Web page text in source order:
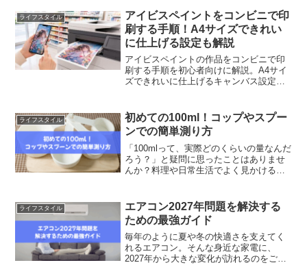
ライフスタイル
アイビスペイントをコンビニで印
刷する手順！A4サイズできれい
に仕上げる設定も解説
アイビスペイントの作品をコンビニで印
刷する手順を初心者向けに解説。A4サイ
ズできれいに仕上げるキャンバス設定や
防ぐポイントも紹介します。
ライフスタイル
初めての100ml！コップやスプー
ンでの簡単測り方
「100mlって、実際どのくらいの量なんだ
ろう？」と疑問に思ったことはありませ
んか？料理や日常生活でよく見かける単
が手元にないときでも、コップやスプー
ンなど身近なアイテ...
ライフスタイル
エアコン2027年問題を解決する
ための最強ガイド
毎年のように夏や冬の快適さを支えてく
れるエアコン。そんな身近な家電に、
2027年から大きな変化が訪れるのをご存